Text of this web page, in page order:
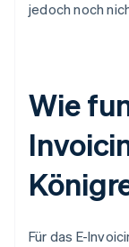
jedoch noch
Wie
Für das E-